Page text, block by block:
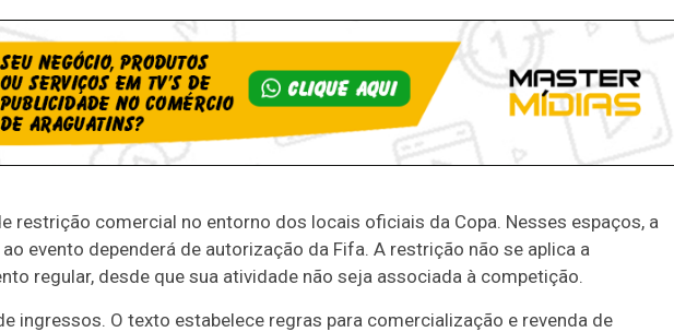
restrição comercial no entorno dos locais oficiais da Copa. Nesses espaços, a
evento dependerá de autorização da Fifa. A restrição não se aplica a
regular, desde que sua atividade não seja associada à competição.
ingressos. O texto estabelece regras para comercialização e revenda de